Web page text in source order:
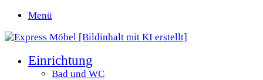
Menü
Einrichtung
Bad und WC